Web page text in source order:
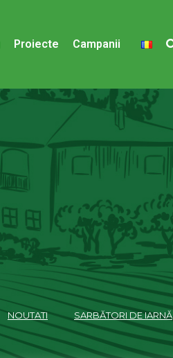
Proiecte Campanii
NOUTATI
SARBĂTORI DE IARNĂ